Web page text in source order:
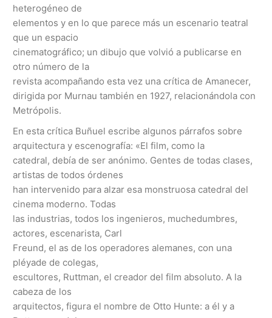
heterogéneo de
elementos y en lo que parece más un escenario teatral
que un espacio
cinematográfico; un dibujo que volvió a publicarse en
otro número de la
revista acompañando esta vez una crítica de Amanecer,
dirigida por Murnau también en 1927, relacionándola con
Metrópolis.
En esta crítica Buñuel escribe algunos párrafos sobre
arquitectura y escenografía: «El film, como la
catedral, debía de ser anónimo. Gentes de todas clases,
artistas de todos órdenes
han intervenido para alzar esa monstruosa catedral del
cinema moderno. Todas
las industrias, todos los ingenieros, muchedumbres,
actores, escenarista, Carl
Freund, el as de los operadores alemanes, con una
pléyade de colegas,
escultores, Ruttman, el creador del film absoluto. A la
cabeza de los
arquitectos, figura el nombre de Otto Hunte: a él y a